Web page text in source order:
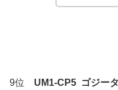
9位 UM1-CP5 ゴジータ